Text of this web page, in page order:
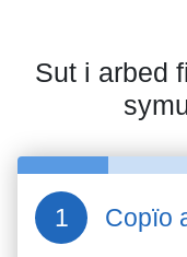
Sut i arbed
Copïo